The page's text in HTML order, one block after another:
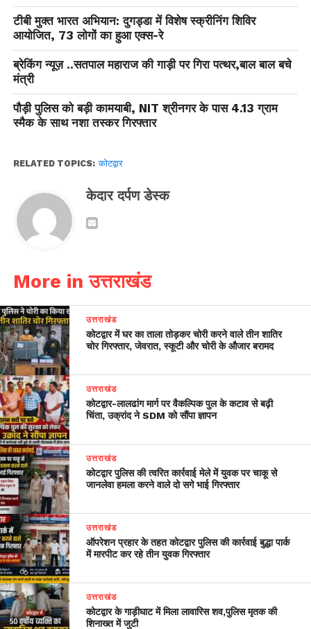
टीबी मुक्त भारत अभियान: दुगड्डा में विशेष स्क्रीनिंग शिविर
आयोजित, 73 लोगों का हुआ एक्स-रे
ब्रेकिंग न्यूज़ ..सतपाल महाराज की गाड़ी पर गिरा पत्थर,बाल बाल बचे
मंत्री
पौड़ी पुलिस को बड़ी कामयाबी, NIT श्रीनगर के पास 4.13 ग्राम
स्मैक के साथ नशा तस्कर गिरफ्तार
RELATED TOPICS: कोटद्वार
केदार दर्पण डेस्क
More in उत्तराखंड
उत्तराखंड
कोटद्वार में घर का ताला तोड़कर चोरी करने वाले तीन शातिर
चोर गिरफ्तार, जेवरात, स्कूटी और चोरी के औजार बरामद
उत्तराखंड
​कोटद्वार-लालढांग मार्ग पर वैकल्पिक पुल के कटाव से बढ़ी
चिंता, उक्रांद ने SDM को सौंपा ज्ञापन
उत्तराखंड
कोटद्वार पुलिस की त्वरित कार्रवाई मेले में युवक पर चाकू से
जानलेवा हमला करने वाले दो सगे भाई गिरफ्तार
उत्तराखंड
ऑपरेशन प्रहार के तहत कोटद्वार पुलिस की कार्रवाई बुद्धा पार्क
में मारपीट कर रहे तीन युवक गिरफ्तार
उत्तराखंड
कोटद्वार के गाड़ीघाट में मिला लावारिस शव,पुलिस मृतक की
शिनाख्त में जुटी